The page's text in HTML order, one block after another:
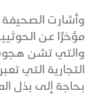
وأشارت
مؤخرًا عن
والتي تشن
التجارية التي
بحاجة إلى بذل